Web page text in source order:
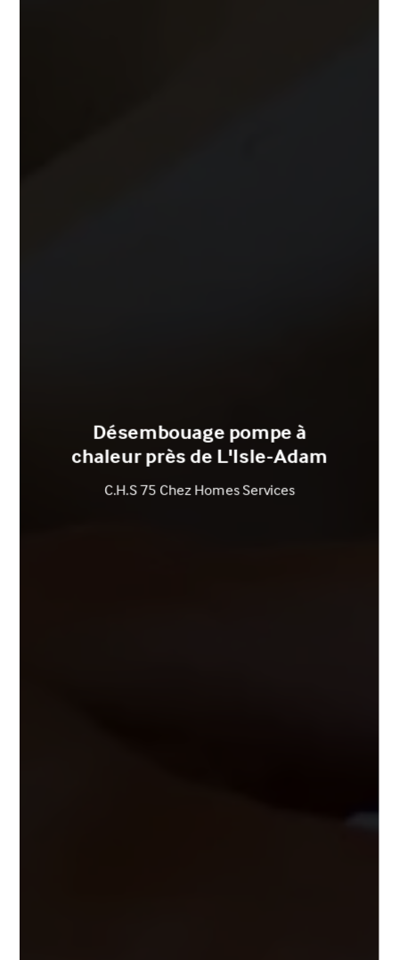
Désembouage pompe à
chaleur près de L'Isle-Adam
C.H.S 75 Chez Homes Services